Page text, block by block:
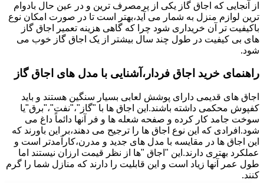
از آنجایی که اجاق گاز یکی از پرمصرف ترین و در عین حال بادوام
ترین لوازم منزل به شمار می آید،بهتر است تا در صورت امکان نوع
باکیفیت تر آن خریداری شود چرا که گاهی هزینه تعمیر اجاق گاز
های بی کیفیت در طول چند سال بیشتر از یک اجاق گاز خوب می
شود.
راهنمای خرید اجاق فردار،آشنایی با مدل های اجاق گاز
اجاق های قدیمی دارای پوشش لعابی بسیار سنگین هستند و باید
کفپوش محکمی داشته باشند.این اجاق ها با "گاز"،"نفت"،"برق"یا
سوخت جامد کار کرده و صفحه شعله ها و فر آنها دائماً داغ می
شود.افرادی که این نوع اجاق ها را ترجیح می دهند،بر این باورند که
این اجاق ها در مقایسه با مدل های جدید و مدرن،کارآمدتر است و
عملکرد بهتری دارند.این "اجاق "ها از نظر قیمت ارزان نیستند اما
طول عمر آنها زیاد است و این قابلیت را دارند که منازل شما را گرم
کنند.